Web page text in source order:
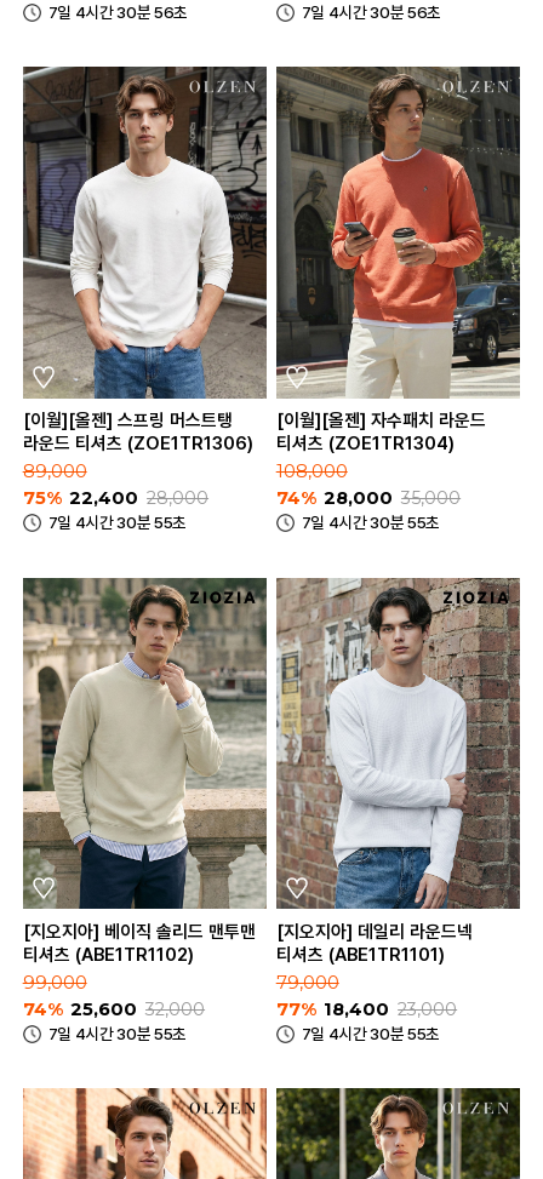
7일 4시간 30분 56초 7일 4시간 30분 56초
[이월][올젠] 스프링 머스트탱
라운드 티셔츠 (ZOE1TR1306)
89,000
75% 22,400 28,000
7일 4시간 30분 55초
[이월][올젠] 자수패치 라운드
티셔츠 (ZOE1TR1304)
108,000
74% 28,000 35,000
7일 4시간 30분 55초
[지오지아] 베이직 솔리드 맨투맨
티셔츠 (ABE1TR1102)
99,000
74% 25,600 32,000
7일 4시간 30분 55초
[지오지아] 데일리 라운드넥
티셔츠 (ABE1TR1101)
79,000
77% 18,400 23,000
7일 4시간 30분 55초